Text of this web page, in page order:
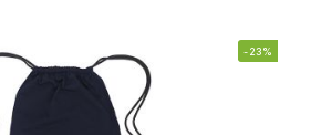
-23%